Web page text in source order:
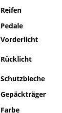
Reifen
Pedale
Vorderlicht
Rücklicht
Schutzbleche
Gepäckträger
Farbe